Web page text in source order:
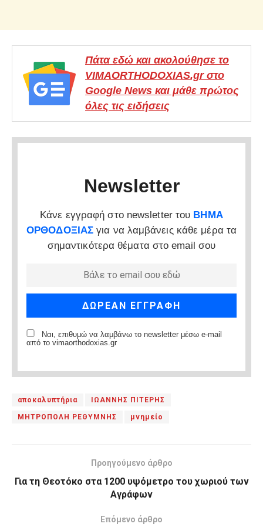
Πάτα εδώ και ακολούθησε το
VIMAORTHODOXIAS.gr στο
Google News και μάθε πρώτος
όλες τις ειδήσεις
Newsletter
Κάνε εγγραφή στο newsletter του ΒΗΜΑ
ΟΡΘΟΔΟΞΙΑΣ για να λαμβάνεις κάθε μέρα τα
σημαντικότερα θέματα στο email σου
Ναι, επιθυμώ να λαμβάνω το newsletter μέσω e-mail
από το vimaorthodoxias.gr
αποκαλυπτήρια ΙΩΑΝΝΗΣ ΠΙΤΕΡΗΣ
ΜΗΤΡΟΠΟΛΗ ΡΕΘΥΜΝΗΣ μνημείο
Προηγούμενο άρθρο
Για τη Θεοτόκο στα 1200 υψόμετρο του χωριού των
Αγράφων
Επόμενο άρθρο